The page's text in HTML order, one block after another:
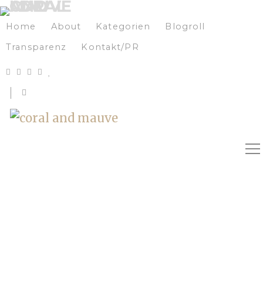
Home About Kategorien
Blogroll
Transparenz
Kontakt/PR